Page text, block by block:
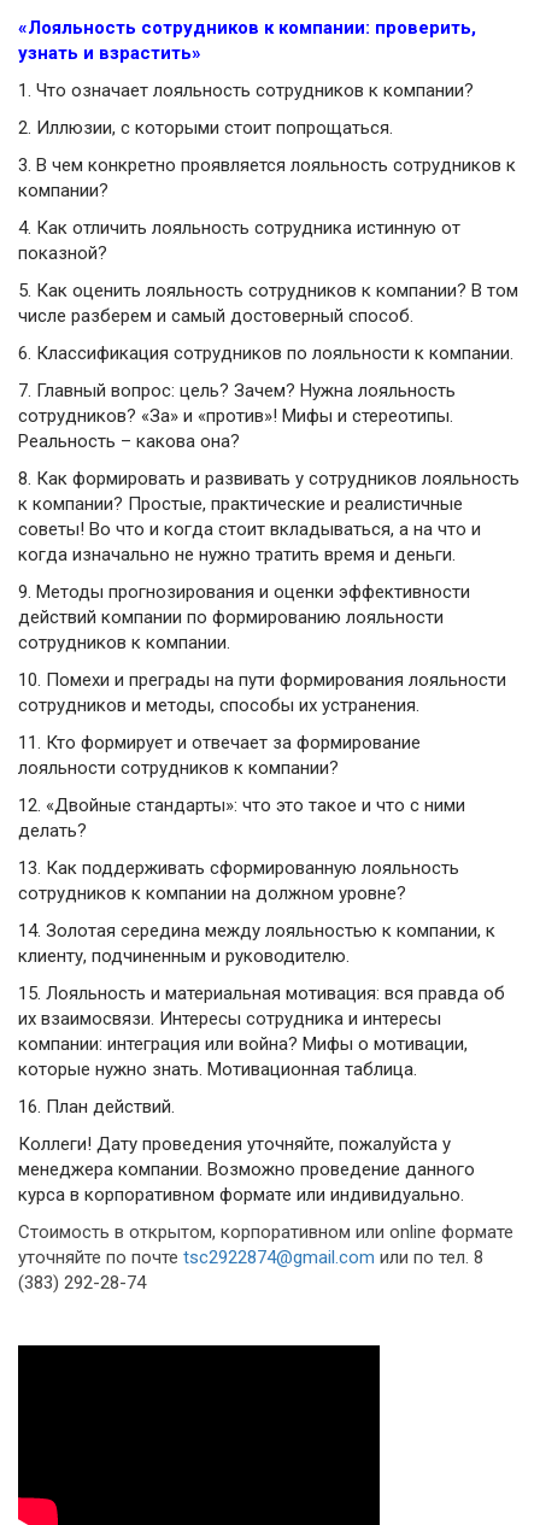
«Лояльность сотрудников к компании: проверить,
узнать и взрастить»
1. Что означает лояльность сотрудников к компании?
2. Иллюзии, с которыми стоит попрощаться.
3. В чем конкретно проявляется лояльность сотрудников к
компании?
4. Как отличить лояльность сотрудника истинную от
показной?
5. Как оценить лояльность сотрудников к компании? В том
числе разберем и самый достоверный способ.
6. Классификация сотрудников по лояльности к компании.
7. Главный вопрос: цель? Зачем? Нужна лояльность
сотрудников? «За» и «против»! Мифы и стереотипы.
Реальность – какова она?
8. Как формировать и развивать у сотрудников лояльность
к компании? Простые, практические и реалистичные
советы! Во что и когда стоит вкладываться, а на что и
когда изначально не нужно тратить время и деньги.
9. Методы прогнозирования и оценки эффективности
действий компании по формированию лояльности
сотрудников к компании.
10. Помехи и преграды на пути формирования лояльности
сотрудников и методы, способы их устранения.
11. Кто формирует и отвечает за формирование
лояльности сотрудников к компании?
12. «Двойные стандарты»: что это такое и что с ними
делать?
13. Как поддерживать сформированную лояльность
сотрудников к компании на должном уровне?
14. Золотая середина между лояльностью к компании, к
клиенту, подчиненным и руководителю.
15. Лояльность и материальная мотивация: вся правда об
их взаимосвязи. Интересы сотрудника и интересы
компании: интеграция или война? Мифы о мотивации,
которые нужно знать. Мотивационная таблица.
16. План действий.
Коллеги! Дату проведения уточняйте, пожалуйста у
менеджера компании. Возможно проведение данного
курса в корпоративном формате или индивидуально.
Стоимость в открытом, корпоративном или online формате
уточняйте по почте tsc2922874@gmail.com или по тел. 8
(383) 292-28-74